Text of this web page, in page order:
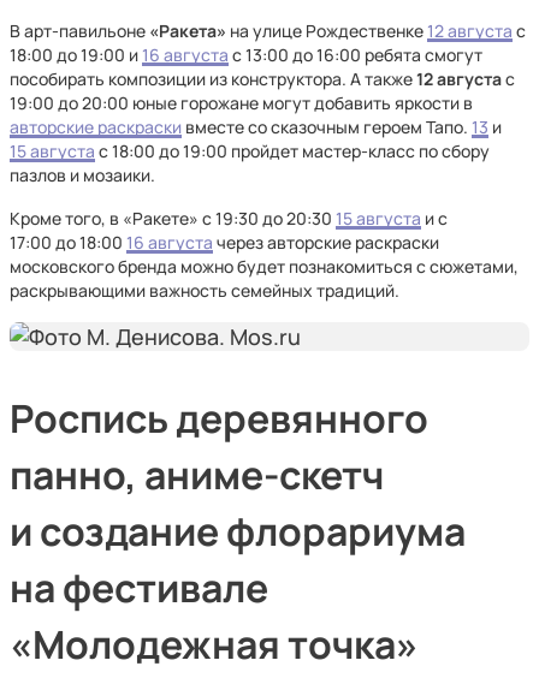
В арт-павильоне «Ракета» на улице Рождественке 12 августа с
18:00 до 19:00 и 16 августа с 13:00 до 16:00 ребята смогут
пособирать композиции из конструктора. А также12 августас
19:00 до 20:00 юные горожане могут добавить яркости в
авторские раскраски вместе со сказочным героем Тапо. 13 и
15 августа с 18:00 до 19:00 пройдет мастер-класс по сбору
пазлов и мозаики.
Кроме того, в «Ракете» с 19:30 до 20:30 15 августа и с
17:00 до 18:00 16 августа через авторские раскраски
московского бренда можно будет познакомиться с сюжетами,
раскрывающими важность семейных традиций.
Роспись деревянного
панно, аниме-скетч
и создание флорариума
на фестивале
«Молодежная точка»